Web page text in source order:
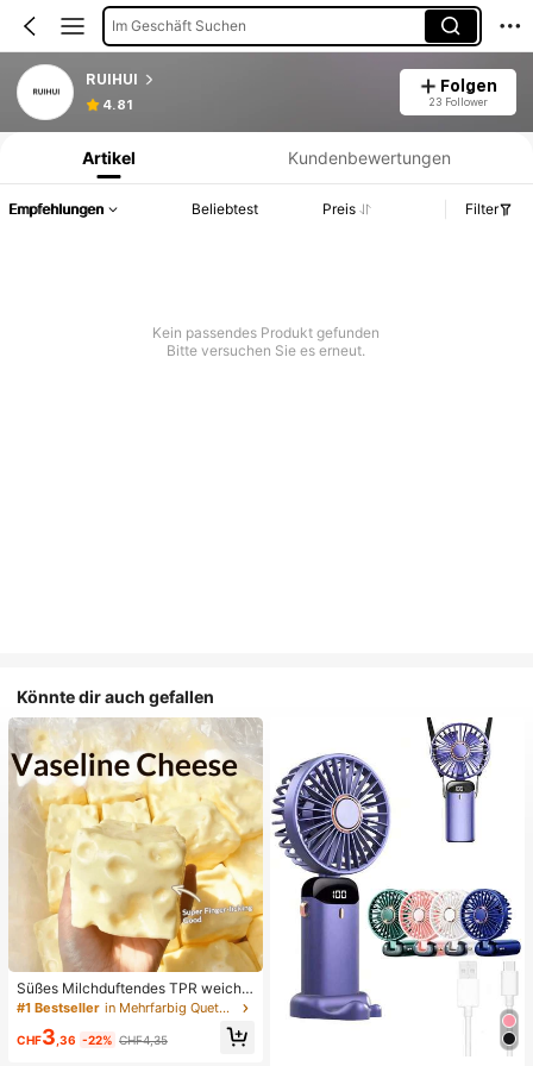
Im Geschäft Suchen
RUIHUI
4.81
Folgen
23 Follower
Produktinformation: Preisangabe, Verkaufs- und Lagerbestandsdetails.
Artikel Kundenbewertungen
Empfehlungen Beliebtest Preis Filter
Kein passendes Produkt gefunden
Bitte versuchen Sie es erneut.
Könnte dir auch gefallen
Süßes Milchduftendes TPR weiche
s quetschbares Dumpling-förmiges
Stressabbau-Spielzeug, 5cm niedli
ches lustiges Quetsch-Stressabbau
#1 Bestseller in Mehrfarbig Quetschspielzeug für Teenager
CHF3 ,36 -22% CHF4,35